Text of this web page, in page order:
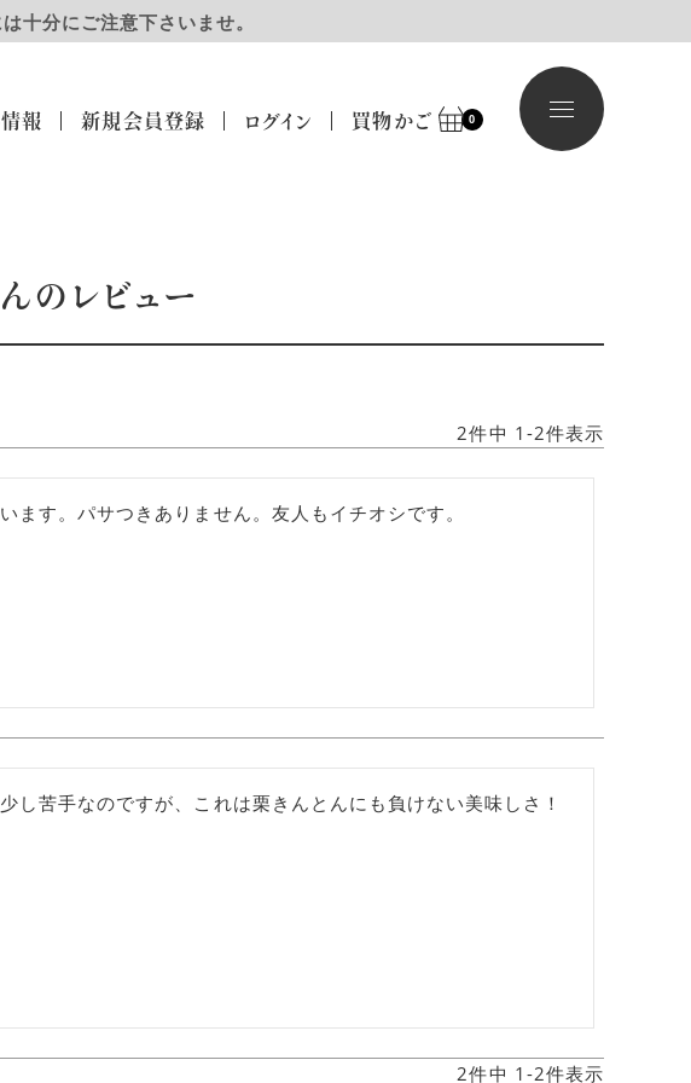
十分にご注意下さいませ。
情報 新規会員登録 ログイン 買物かご 0
のレビュー
2件中 1 -2件表示
ます。パサつきありません。友人もイチオシです。
し苦手なのですが、これは栗きんとんにも負けない美味しさ！
2件中 1 -2件表示